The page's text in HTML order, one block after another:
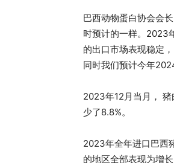
巴西动物蛋白协会会
时预计的一样。2023
的出口市场表现稳定
同时我们预计今年
2023年12月当月，
少了8.8%。
2023年全年进口巴西
的地区全部表现为增